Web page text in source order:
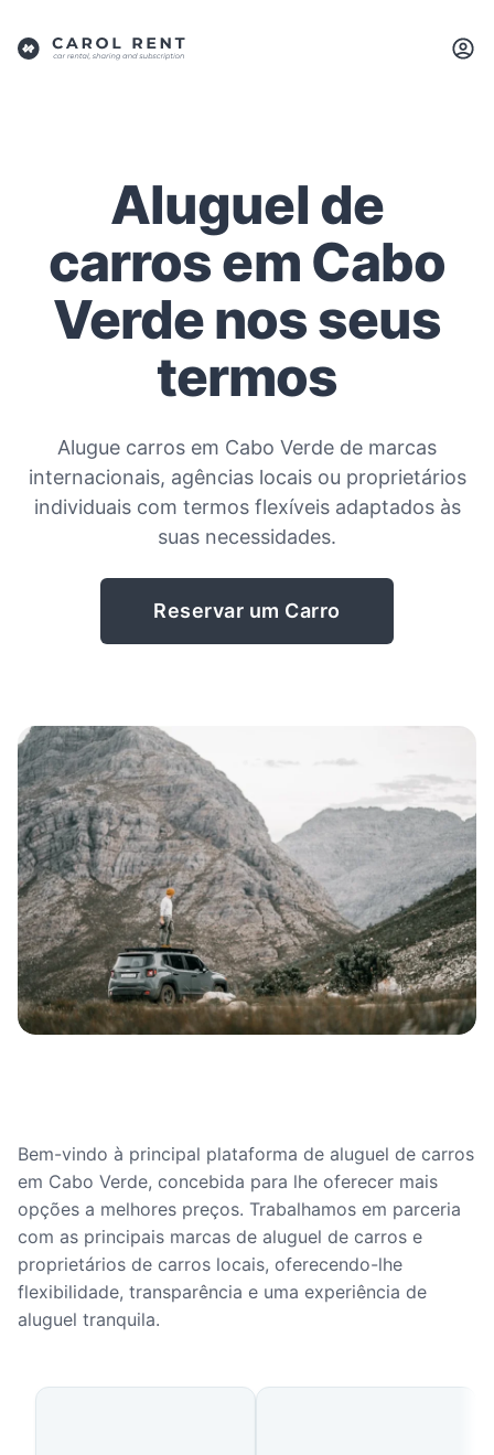
Aluguel de
carros em Cabo
Verde nos seus
termos
Alugue carros em Cabo Verde de marcas
internacionais, agências locais ou proprietários
individuais com termos flexíveis adaptados às
suas necessidades.
Reservar um Carro
Bem-vindo à principal plataforma de aluguel de carros
em Cabo Verde, concebida para lhe oferecer mais
opções a melhores preços. Trabalhamos em parceria
com as principais marcas de aluguel de carros e
proprietários de carros locais, oferecendo-lhe
flexibilidade, transparência e uma experiência de
aluguel tranquila.
Cidades Populares em Cabo